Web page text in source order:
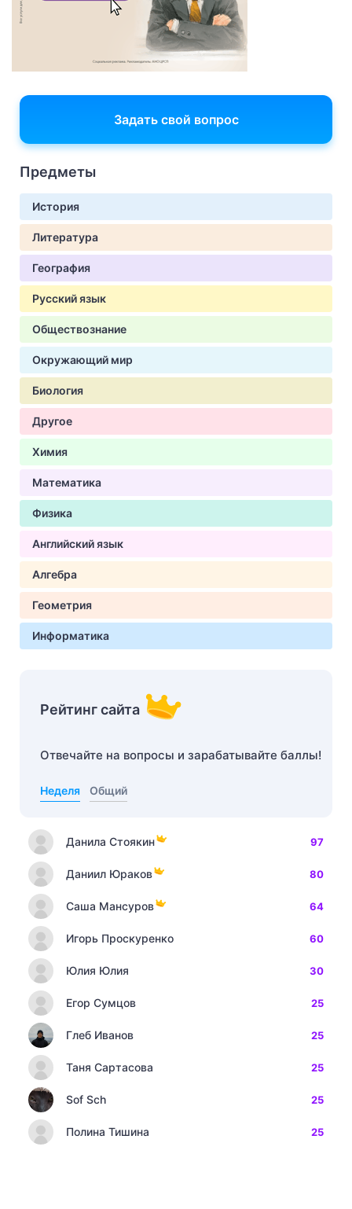
Задать свой вопрос
Предметы
История
Литература
География
Русский язык
Обществознание
Окружающий мир
Биология
Другое
Химия
Математика
Физика
Английский язык
Алгебра
Геометрия
Информатика
Рейтинг сайта
Отвечайте на вопросы и зарабатывайте баллы!
Неделя Общий
Данила Стоякин 97
Даниил Юраков 80
Саша Мансуров 64
Игорь Проскуренко 60
Юлия Юлия 30
Егор Сумцов 25
Глеб Иванов 25
Таня Сартасова 25
Sof Sch 25
Полина Тишина 25